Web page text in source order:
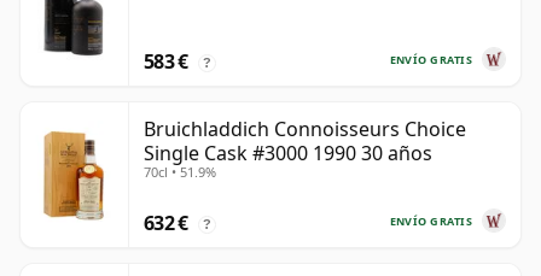
ENVÍO GRATIS
583 € ?
Bruichladdich Connoisseurs Choice
Single Cask #3000 1990 30 años
70cl • 51.9%
ENVÍO GRATIS
632 € ?